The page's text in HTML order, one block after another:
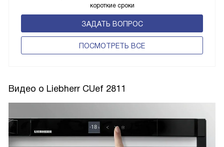
короткие сроки
ЗАДАТЬ ВОПРОС
ПОCМОТРЕТЬ ВСЕ
Видео о Liebherr CUef 2811